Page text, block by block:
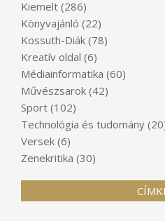
Kiemelt (286)
Könyvajánló (22)
Kossuth-Diák (78)
Kreatív oldal (6)
Médiainformatika (60)
Művészsarok (42)
Sport (102)
Technológia és tudomány
Versek (6)
Zenekritika (30)